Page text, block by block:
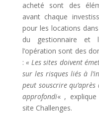
acheté sont des
avant chaque
pour les locations
du gestionnaire et
l’opération sont des
: « Les sites doivent
sur les risques liés à
peut souscrire
approfondi« , explique
site Challenges.